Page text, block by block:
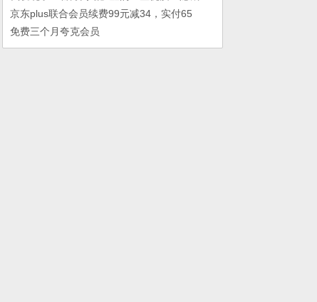
京东plus联合会员续费99元减34，实付65
免费三个月夸克会员